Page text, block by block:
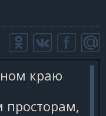
краю
просторам,